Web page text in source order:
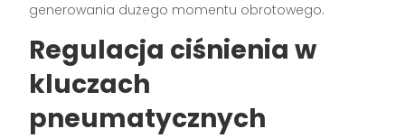
generowania dużego momentu obrotowego.
Regulacja ciśnienia w
kluczach
pneumatycznych